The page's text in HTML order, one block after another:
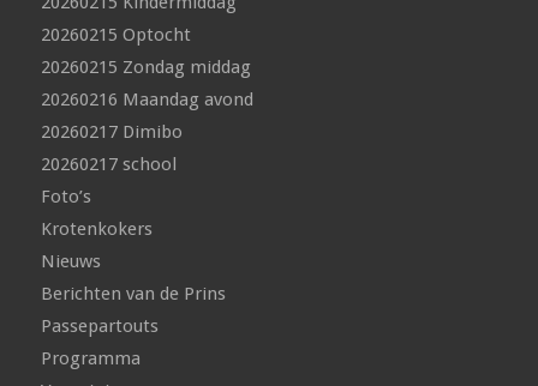
20260215 Optocht
20260215 Zondag middag
20260216 Maandag avond
20260217 Dimibo
20260217 school
Foto’s
Krotenkokers
Nieuws
Berichten van de Prins
Passepartouts
Programma